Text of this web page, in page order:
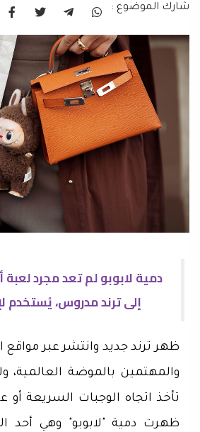
شارك الموضوع :
دمية لابوبو لم تعد مجرد
إلى ترند مدروس، يُستخدم
ظهر ترند جديد وانتشر عبر مواقع
والمهتمين بالموضة العالمية،
تأخذ اتجاه الوجبات السريعة أو
ظهرت دمية "لابوبو" وهي أحد